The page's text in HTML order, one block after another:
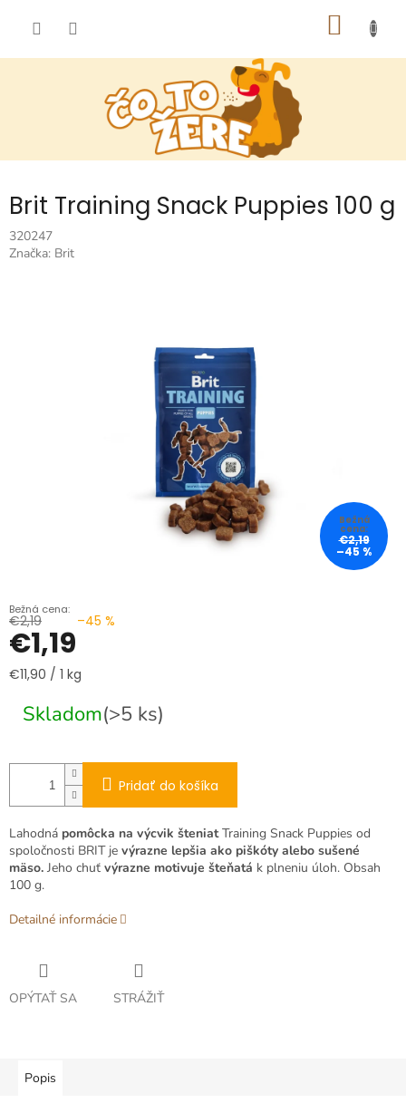
Brit Training Snack Puppies 100 g
320247
Značka: Brit
€2,19
–45 %
€2,19 –45 %
€1,19
Jednotková
€11,90 / 1 kg
Skladom(>5 ks)
Pridať do košíka
Lahodná pomôcka na výcvik šteniatTraining Snack Puppies od
spoločnosti BRIT je výrazne lepšia ako piškóty alebo sušené
mäso. Jeho chuť výrazne motivuje šteňatá k plneniu úloh. Obsah
100 g.
Detailné informácie
OPÝTAŤ SA STRÁŽIŤ
Popis